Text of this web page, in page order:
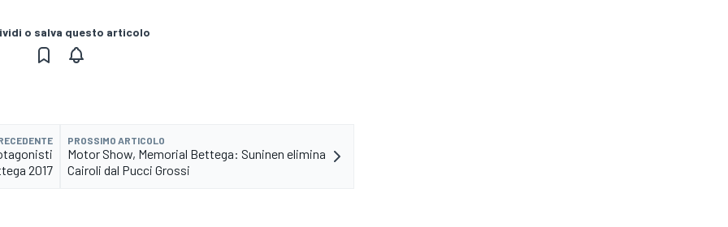
o salva questo articolo
2017
PROSSIMO ARTICOLO
Motor Show, Memorial Bettega: Suninen elimina
Cairoli dal Pucci Grossi